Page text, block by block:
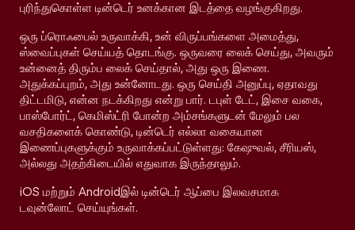
புரிந்துகொள்ள டின்டெர் உனக்கான இடத்தை வழங்குகிறது.
ஒரு ப்ரொஃபைல் உருவாக்கி, உன் விருப்பங்களை அமைத்து,
ஸ்வைப்புகள் செய்யத் தொடங்கு. ஒருவரை லைக் செய்து, அவரும்
உன்னைத் திரும்ப லைக் செய்தால், அது ஒரு இணை.
அதுக்கப்புறம், அது உன்னோடது. ஒரு செய்தி அனுப்பு, ஏதாவது
திட்டமிடு, என்ன நடக்கிறது என்று பார். டபுள் டேட், இசை வகை,
பாஸ்போர்ட், கெமிஸ்ட்ரி போன்ற அம்சங்களுடன் மேலும் பல
வசதிகளைக் கொண்டு, டின்டெர் எல்லா வகையான
இணைப்புகளுக்கும் உருவாக்கப்பட்டுள்ளது: கேஷுவல், சீரியஸ்,
அல்லது அதற்கிடையில் எதுவாக இருந்தாலும்.
iOS மற்றும் Androidஇல் டின்டெர் ஆப்பை இலவசமாக
டவுன்லோட் செய்யுங்கள்.